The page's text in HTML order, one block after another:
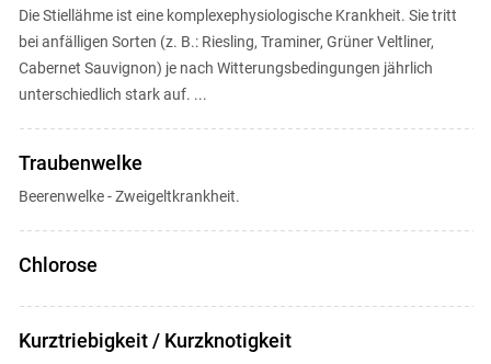
Die Stiellähme ist eine komplexephysiologische Krankheit. Sie tritt
bei anfälligen Sorten (z. B.: Riesling, Traminer, Grüner Veltliner,
Cabernet Sauvignon) je nach Witterungsbedingungen jährlich
unterschiedlich stark auf. ...
Traubenwelke
Beerenwelke - Zweigeltkrankheit.
Chlorose
Kurztriebigkeit / Kurzknotigkeit